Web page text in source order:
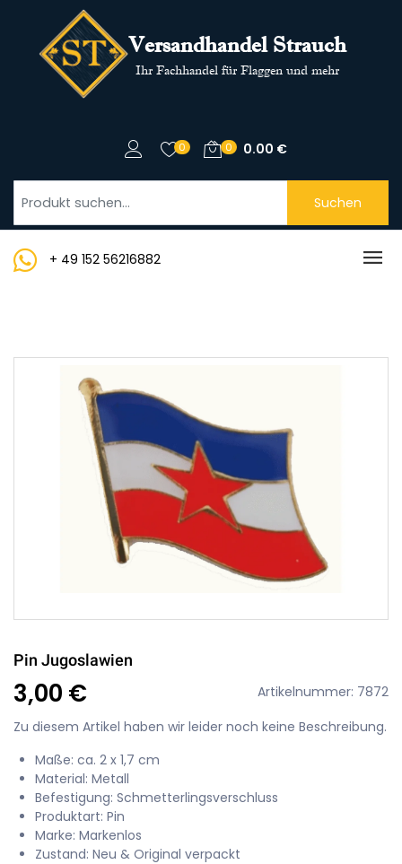
Versandhandel Strauch
Ihr Fachhandel für Flaggen und mehr
0 0 0.00 €
Suchen
+ 49 152 56216882
Pin Jugoslawien
3,00 €
Artikelnummer: 7872
Zu diesem Artikel haben wir leider noch keine Beschreibung.
Maße: ca. 2 x 1,7 cm
Material: Metall
Befestigung: Schmetterlingsverschluss
Produktart: Pin
Marke: Markenlos
Zustand: Neu & Original verpackt